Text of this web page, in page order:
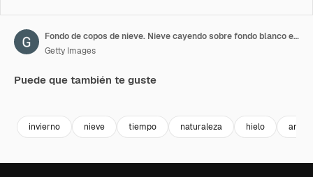
Fondo de copos de nieve. Nieve cayendo sobre fondo blanco en primer plano. Fondo de Feliz Navidad o Feliz Año Nuevo. Resolución 4K
Getty Images
Puede que también te guste
invierno nieve tiempo naturaleza hielo